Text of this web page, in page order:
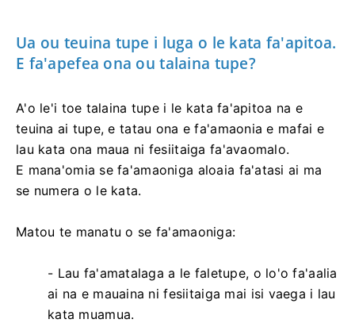
Ua ou teuina tupe i luga o le kata fa'apitoa.
E fa'apefea ona ou talaina tupe?
A'o le'i toe talaina tupe i le kata fa'apitoa na e
teuina ai tupe, e tatau ona e fa'amaonia e mafai e
lau kata ona maua ni fesiitaiga fa'avaomalo.
E mana'omia se fa'amaoniga aloaia fa'atasi ai ma
se numera o le kata.
Matou te manatu o se fa'amaoniga:
- Lau fa'amatalaga a le faletupe, o lo'o fa'aalia
ai na e mauaina ni fesiitaiga mai isi vaega i lau
kata muamua.